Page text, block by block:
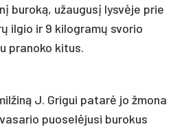
buroką, užaugusį lysvėje prie
ilgio ir 9 kilogramų svorio
pranoko kitus.
J. Grigui patarė jo žmona
puoselėjusi burokus